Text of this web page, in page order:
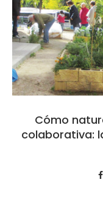
Cómo
colaborativa: